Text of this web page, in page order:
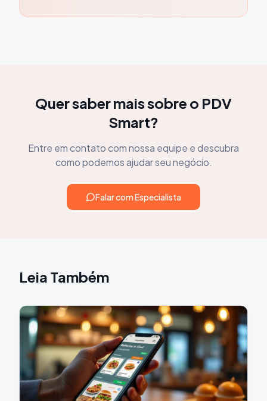
Quer saber mais sobre o PDV
Smart?
Entre em contato com nossa equipe e descubra
como podemos ajudar seu negócio.
Falar com Especialista
Leia Também